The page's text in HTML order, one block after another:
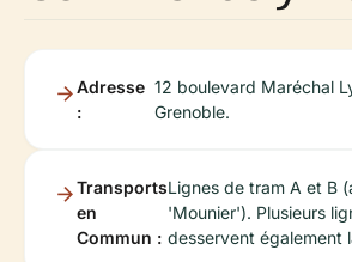
Adresse
:
12 boulevard Maréchal
Grenoble.
Transports
en
Commun :
Lignes de tram A et B
'Mounier'). Plusieurs
desservent également